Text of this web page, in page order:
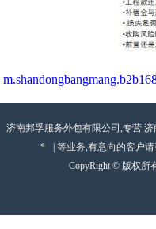
济南邦孚服务外包有限公司,专营 济
*
| 等业务,有意向的客户
CopyRight © 版权所